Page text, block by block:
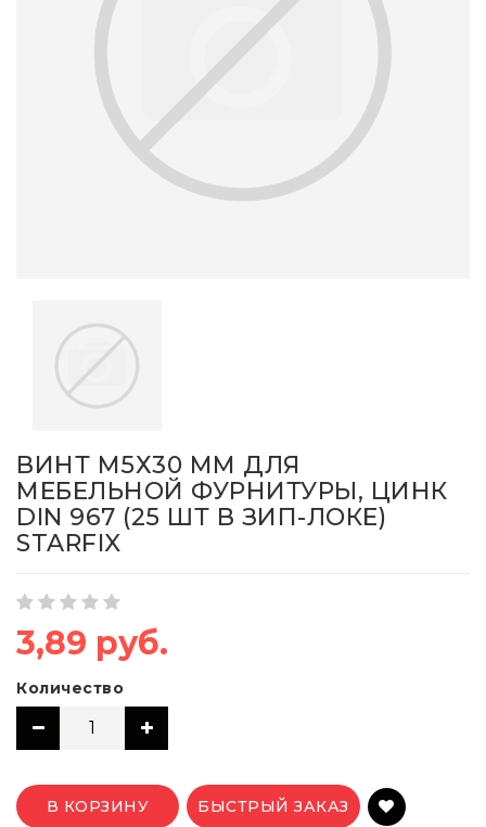
ВИНТ М5Х30 ММ ДЛЯ
МЕБЕЛЬНОЙ ФУРНИТУРЫ, ЦИНК
DIN 967 (25 ШТ В ЗИП-ЛОКЕ)
STARFIX
3,89 руб.
Количество
В КОРЗИНУ БЫСТРЫЙ ЗАКАЗ